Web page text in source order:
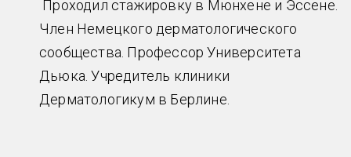
Проходил стажировку в Мюнхене и Эссене.
Член Немецкого дерматологического
сообщества. Профессор Университета
Дьюка. Учредитель клиники
Дерматологикум в Берлине.